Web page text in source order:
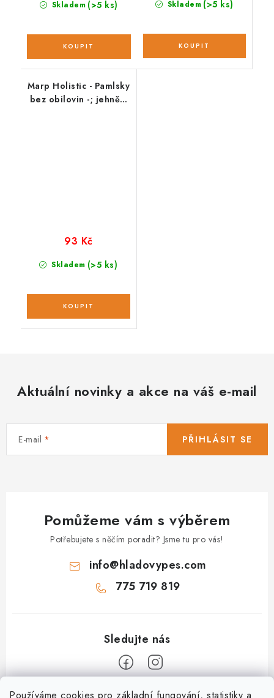
Skladem (>5 ks) Skladem (>5 ks)
Marp Holistic - Pamlsky
bez obilovin -; jehněčí
Skladem (>5 ks)
93 Kč
Aktuální novinky a akce na váš e-mail
E-mail PŘIHLÁSIT SE
Pomůžeme vám s výběrem
Potřebujete s něčím poradit? Jsme tu pro vás!
info@hladovypes.com
775 719 819